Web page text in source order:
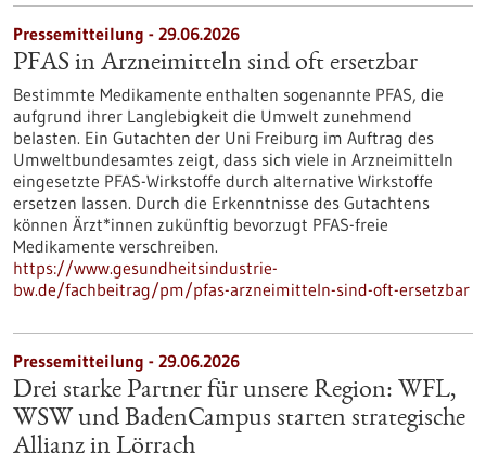
Pressemitteilung - 29.06.2026
PFAS in Arzneimitteln sind oft ersetzbar
Bestimmte Medikamente enthalten sogenannte PFAS, die
aufgrund ihrer Langlebigkeit die Umwelt zunehmend
belasten. Ein Gutachten der Uni Freiburg im Auftrag des
Umweltbundesamtes zeigt, dass sich viele in Arzneimitteln
eingesetzte PFAS-Wirkstoffe durch alternative Wirkstoffe
ersetzen lassen. Durch die Erkenntnisse des Gutachtens
können Ärzt*innen zukünftig bevorzugt PFAS-freie
Medikamente verschreiben.
https://www.gesundheitsindustrie-
bw.de/fachbeitrag/pm/pfas-arzneimitteln-sind-oft-ersetzbar
Pressemitteilung - 29.06.2026
Drei starke Partner für unsere Region: WFL,
WSW und BadenCampus starten strategische
Allianz in Lörrach